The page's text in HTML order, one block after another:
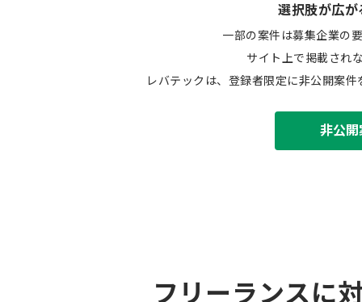
選択肢が広が
一部の案件は募集企業の
サイト上で掲載され
レバテックは、登録者限定に非公開案
非公
フリーランスに